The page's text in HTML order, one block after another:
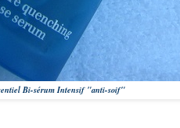
Bi-sérum Intensif "anti-soif"